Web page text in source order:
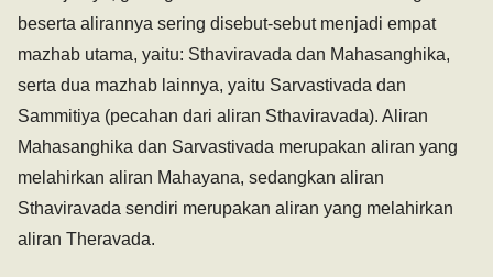
beserta alirannya sering disebut-sebut menjadi empat
mazhab utama, yaitu: Sthaviravada dan Mahasanghika,
serta dua mazhab lainnya, yaitu Sarvastivada dan
Sammitiya (pecahan dari aliran Sthaviravada). Aliran
Mahasanghika dan Sarvastivada merupakan aliran yang
melahirkan aliran Mahayana, sedangkan aliran
Sthaviravada sendiri merupakan aliran yang melahirkan
aliran Theravada.